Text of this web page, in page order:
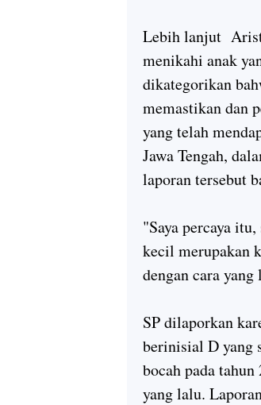
Lebih lanjut Arist
menikahi anak
dikategorikan
memastikan dan
yang telah
Jawa Tengah,
laporan tersebut
"Saya percaya
kecil merupakan
dengan cara
SP dilaporkan
berinisial D yang
bocah pada
yang lalu.